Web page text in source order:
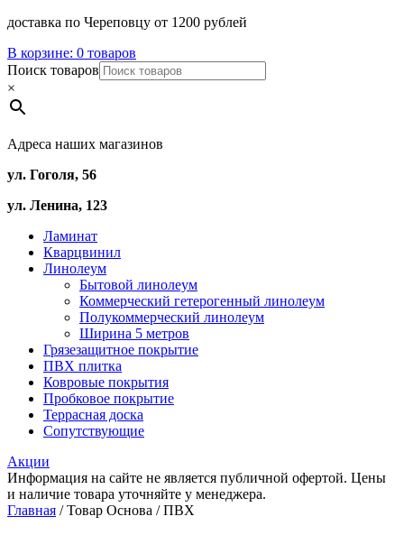
доставка по Череповцу от 1200 рублей
В корзине: 0 товаров
Поиск товаров
×
Адреса наших магазинов
ул. Гоголя, 56
ул. Ленина, 123
Ламинат
Кварцвинил
Линолеум
Бытовой линолеум
Коммерческий гетерогенный линолеум
Полукоммерческий линолеум
Ширина 5 метров
Грязезащитное покрытие
ПВХ плитка
Ковровые покрытия
Пробковое покрытие
Террасная доска
Сопутствующие
Акции
Информация на сайте не является публичной офертой. Цены
и наличие товара уточняйте у менеджера.
Главная / Товар Основа / ПВХ